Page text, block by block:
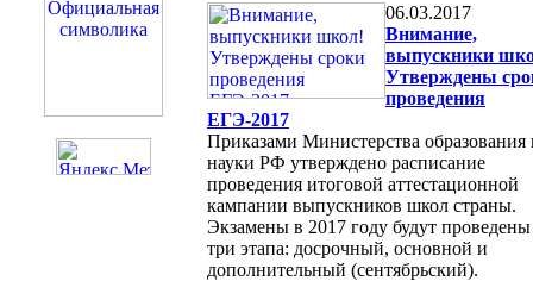
06.03.2017
Внимание,
выпускники
Утверждены
проведения
ЕГЭ-2017
Приказами Министерства образования
науки РФ утверждено расписание
проведения итоговой аттестационной
кампании выпускников школ страны.
Экзамены в 2017 году будут
три этапа: досрочный, основной и
дополнительный (сентябрьский).